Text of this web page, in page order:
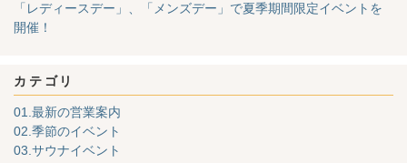
「レディースデー」、「メンズデー」で夏季期間限定イベントを
開催！
カテゴリ
01.最新の営業案内
02.季節のイベント
03.サウナイベント